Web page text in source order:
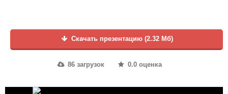
Скачать презентацию (2.32 Мб)
86 загрузок 0.0 оценка